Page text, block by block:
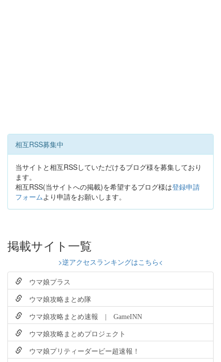
相互RSS募集中
当サイトと相互RSSしていただけるブログ様を募集しており
ます。
相互RSS(当サイトへの掲載)を希望するブログ様は登録申請
フォームより申請をお願いします。
掲載サイト一覧
>逆アクセスランキングはこちら<
ウマ娘プラス
ウマ娘攻略まとめ隊
ウマ娘攻略まとめ速報 | GameINN
ウマ娘攻略まとめプロジェクト
ウマ娘プリティーダービー超速報！